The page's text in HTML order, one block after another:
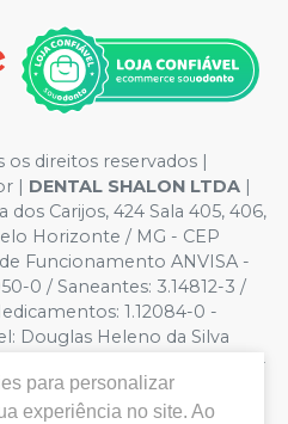
direitos reservados |
| DENTAL SHALON LTDA |
dos Carijos, 424 Sala 405, 406,
Horizonte / MG - CEP
Funcionamento ANVISA -
0 / Saneantes: 3.14812-3 /
1.12084-0 -
Douglas Heleno da Silva
de Privacidade e Segurança -
- Os preços e condições
a alterações. Em caso de
para personalizar
experiência no site. Ao